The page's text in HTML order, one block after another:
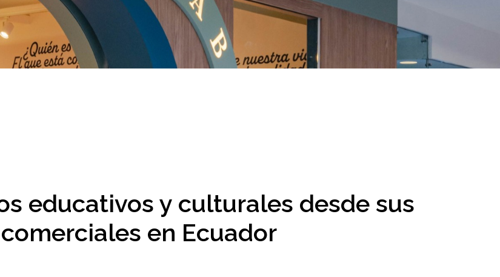
educativos y culturales desde sus
en Ecuador